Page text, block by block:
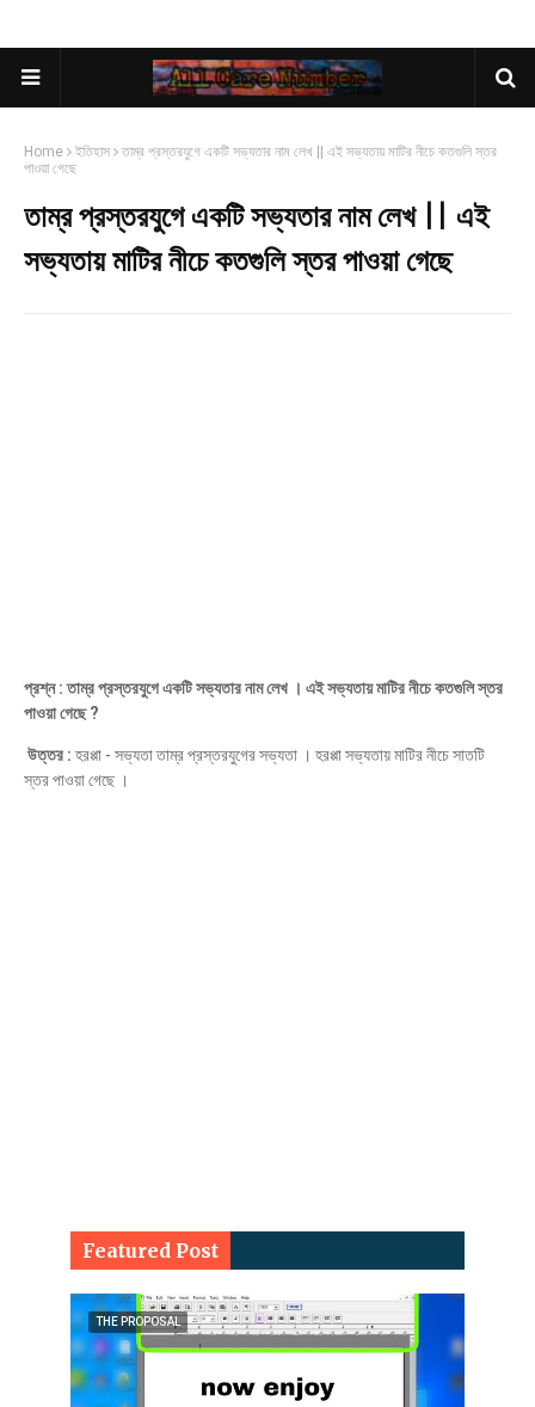
Home ইতিহাস
তাম্র প্রস্তরযুগে একটি সভ্যতার নাম লেখ || এই সভ্যতায় মাটির নীচে কতগুলি স্তর
পাওয়া গেছে
তাম্র প্রস্তরযুগে একটি সভ্যতার নাম লেখ || এই
সভ্যতায় মাটির নীচে কতগুলি স্তর পাওয়া গেছে
প্রশ্ন : তাম্র প্রস্তরযুগে একটি সভ্যতার নাম লেখ । এই সভ্যতায় মাটির নীচে কতগুলি স্তর
পাওয়া গেছে ?
উত্তর : হরপ্পা - সভ্যতা তাম্র প্রস্তরযুগের সভ্যতা । হরপ্পা সভ্যতায় মাটির নীচে সাতটি
স্তর পাওয়া গেছে ।
Featured Post
THE PROPOSAL